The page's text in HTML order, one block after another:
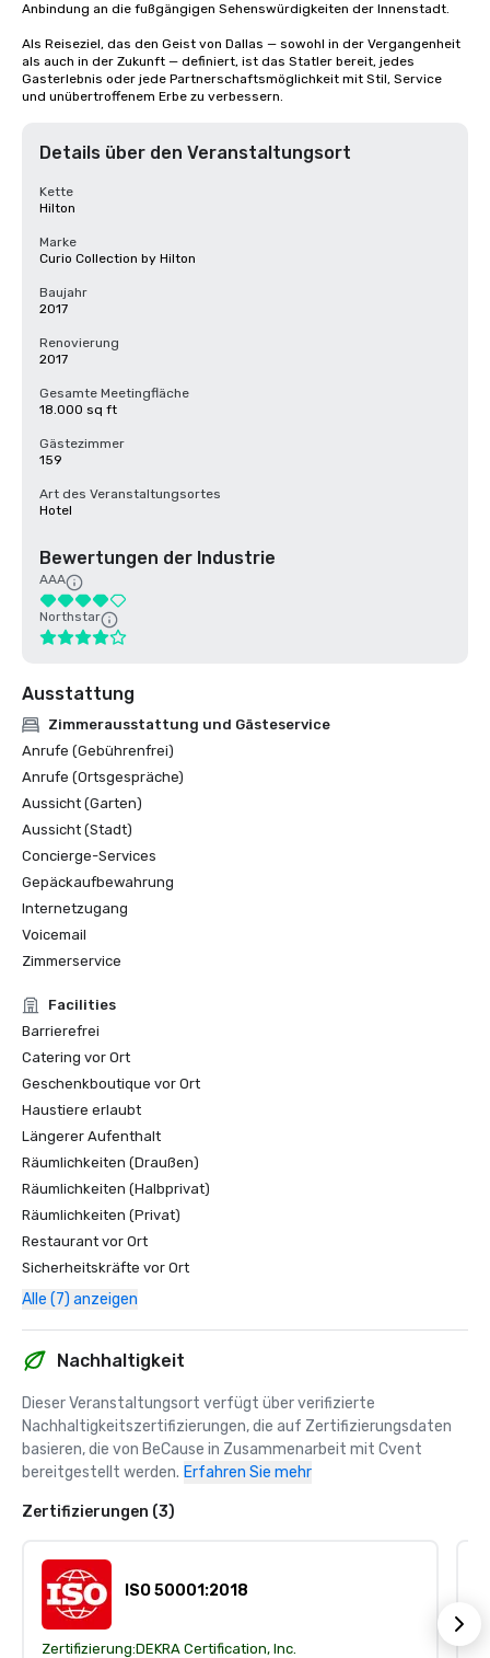
Anbindung an die fußgängigen Sehenswürdigkeiten der Innenstadt.
Als Reiseziel, das den Geist von Dallas — sowohl in der Vergangenheit
als auch in der Zukunft — definiert, ist das Statler bereit, jedes
Gasterlebnis oder jede Partnerschaftsmöglichkeit mit Stil, Service
und unübertroffenem Erbe zu verbessern.
Details über den Veranstaltungsort
Kette
Hilton
Marke
Curio Collection by Hilton
Baujahr
2017
Renovierung
2017
Gesamte Meetingfläche
18.000 sq ft
Gästezimmer
159
Art des Veranstaltungsortes
Hotel
Bewertungen der Industrie
AAA
Northstar
Ausstattung
Zimmerausstattung und Gästeservice
Anrufe (Gebührenfrei)
Anrufe (Ortsgespräche)
Aussicht (Garten)
Aussicht (Stadt)
Concierge-Services
Gepäckaufbewahrung
Internetzugang
Voicemail
Zimmerservice
Facilities
Barrierefrei
Catering vor Ort
Geschenkboutique vor Ort
Haustiere erlaubt
Längerer Aufenthalt
Räumlichkeiten (Draußen)
Räumlichkeiten (Halbprivat)
Räumlichkeiten (Privat)
Restaurant vor Ort
Sicherheitskräfte vor Ort
Alle (7) anzeigen
Nachhaltigkeit
Dieser Veranstaltungsort verfügt über verifizierte
Nachhaltigkeitszertifizierungen, die auf Zertifizierungsdaten
basieren, die von BeCause in Zusammenarbeit mit Cvent
bereitgestellt werden. Erfahren Sie mehr
Zertifizierungen (3)
ISO 50001:2018
Zertifizierung:DEKRA Certification, Inc.